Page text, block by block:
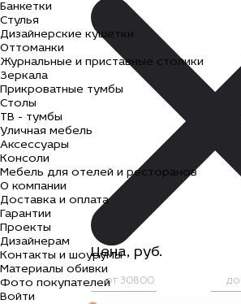
Банкетки
Стулья
Дизайнерские кушетки
Оттоманки
Журнальные и приставные столики
Зеркала
Прикроватные тумбы
Столы
ТВ - тумбы
Уличная мебель
Аксессуары
Консоли
Мебель для отелей и ресторанов
О компании
Доставка и оплата
Гарантии
Проекты
Дизайнерам
Контакты и шоурумы
Материалы обивки
Фото покупателей
Войти
Цена, руб.
от до